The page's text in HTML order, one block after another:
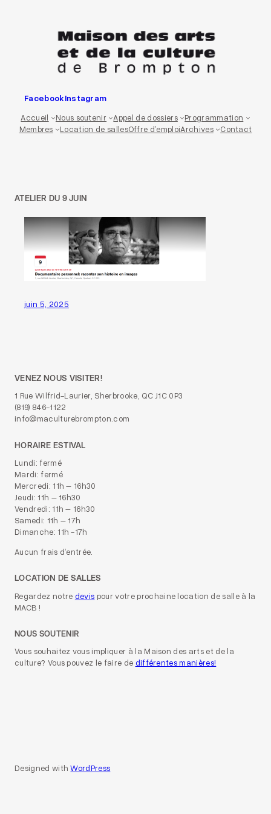
FacebookInstagram
Accueil
Nous soutenir Appel de dossiers
Programmation
Membres
Location de sallesOffre d’emploiArchives Contact
ATELIER DU 9 JUIN
juin 5, 2025
VENEZ NOUS VISITER!
1 Rue Wilfrid-Laurier, Sherbrooke, QC J1C 0P3
(819) 846-1122
info@maculturebrompton.com
HORAIRE ESTIVAL
Lundi: fermé
Mardi: fermé
Mercredi: 11h – 16h30
Jeudi: 11h – 16h30
Vendredi: 11h – 16h30
Samedi: 11h – 17h
Dimanche: 11h -17h
Aucun frais d’entrée.
LOCATION DE SALLES
Regardez notre devis pour votre prochaine location de salle à la
MACB !
NOUS SOUTENIR
Vous souhaitez vous impliquer à la Maison des arts et de la
culture? Vous pouvez le faire de différentes manières!
Designed withWordPress